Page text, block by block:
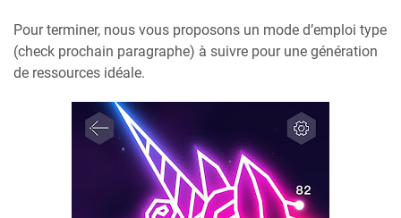
Pour terminer, nous vous proposons un mode d’emploi type
(check prochain paragraphe) à suivre pour une génération
de ressources idéale.